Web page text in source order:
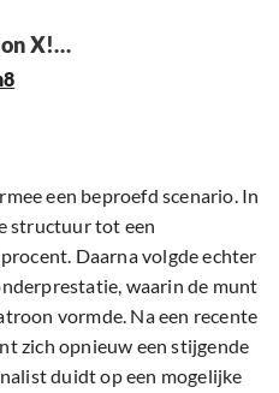
on X!…
een beproefd scenario. In
structuur tot een
Daarna volgde echter
waarin de munt
vormde. Na een recente
zich opnieuw een stijgende
duidt op een mogelijke